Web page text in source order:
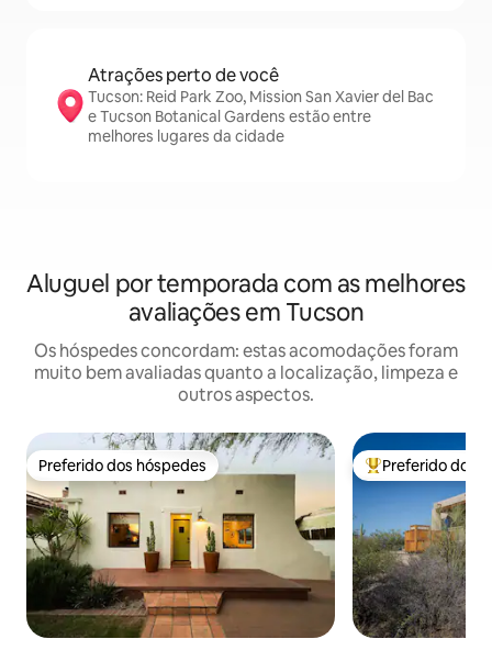
Atrações perto de você
Tucson: Reid Park Zoo, Mission San Xavier del Bac
e Tucson Botanical Gardens estão entre
melhores lugares da cidade
Aluguel por temporada com as melhores
avaliações em Tucson
Os hóspedes concordam: estas acomodações foram
muito bem avaliadas quanto a localização, limpeza e
outros aspectos.
Preferido dos hóspedes
Preferido dos hóspedes Entre os
Preferido dos